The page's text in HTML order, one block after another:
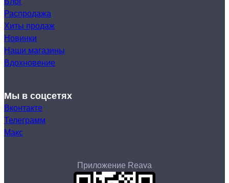
Распродажа
Хиты продаж
Новинки
Наши магазины
Вдохновение
Мы в соцсетях
Вконтакте
Телеграмм
Макс
Приложение Reava